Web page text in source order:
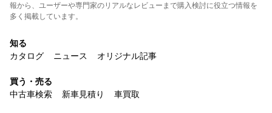
報から、ユーザーや専門家のリアルなレビューまで購入検討に役立つ情報を
多く掲載しています。
知る
カタログ
ニュース オリジナル記事
買う・売る
中古車検索
新車見積り 車買取